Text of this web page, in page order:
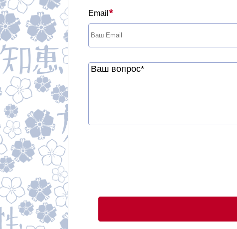
Email *